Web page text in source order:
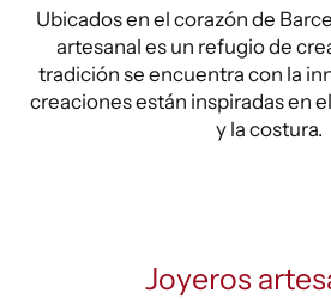
Ubicados en el corazón de
artesanal es un refugio de
tradición se encuentra con la
creaciones están inspiradas en
y la costura.
Joyeros